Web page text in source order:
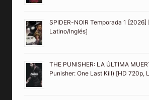
SPIDER-NOIR Temporada 1 [2026]
Latino/Inglés]
THE PUNISHER: LA ÚLTIMA
Punisher: One Last Kill) [HD 720p,